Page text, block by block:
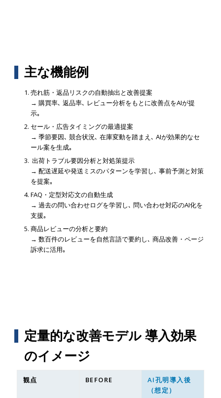
主な機能例
売れ筋・返品リスクの自動抽出と改善提案
→ 購買率､ 返品率､ レビュー分析をもとに改善点をAIが提
示｡
セール・広告タイミングの最適提案
→ 季節要因､ 競合状況､ 在庫変動を踏まえ､ AIが効果的なセ
ール案を生成｡
出荷トラブル要因分析と対処策提示
→ 配送遅延や発送ミスのパターンを学習し､ 事前予測と対策
を提案｡
FAQ・定型対応文の自動生成
→ 過去の問い合わせログを学習し､ 問い合わせ対応のAI化を
支援｡
商品レビューの分析と要約
→ 数百件のレビューを自然言語で要約し､ 商品改善・ページ
訴求に活用｡
定量的な改善モデル 導入効果
のイメージ
観点 BEFORE
AI孔明導入後
（想定）